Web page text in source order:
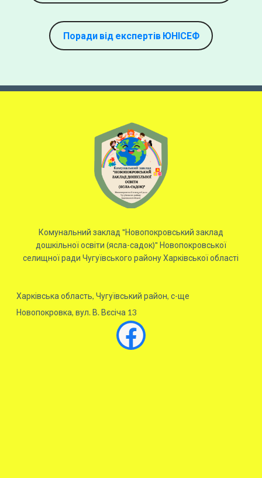
Поради від експертів ЮНІСЕФ
Комунальний заклад "Новопокровський заклад
дошкільної освіти (ясла-садок)" Новопокровської
селищної ради Чугуївського району Харківської області
Харківська область, Чугуївський район, с-ще
Новопокровка, вул. В. Вєсіча 13
Facebook